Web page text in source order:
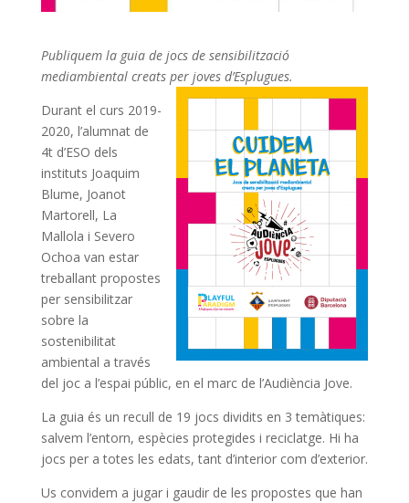
Publiquem la guia de jocs de sensibilització
mediambiental creats per joves d’Esplugues.
Durant el curs 2019-
2020, l’alumnat de
4t d’ESO dels
instituts Joaquim
Blume, Joanot
Martorell, La
Mallola i Severo
Ochoa van estar
treballant propostes
per sensibilitzar
sobre la
sostenibilitat
ambiental a través
del joc a l’espai públic, en el marc de l’Audiència Jove.
La guia és un recull de 19 jocs dividits en 3 temàtiques:
salvem l’entorn, espècies protegides i reciclatge. Hi ha
jocs per a totes les edats, tant d’interior com d’exterior.
Us convidem a jugar i gaudir de les propostes que han